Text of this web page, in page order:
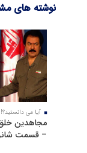
نوشته های
آیا می دانستید؟!
مجاهدین
– قسمت